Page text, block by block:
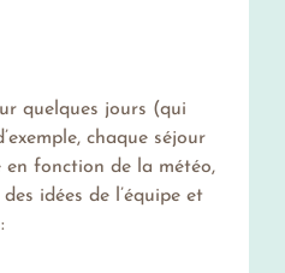
quelques jours (qui
chaque séjour
fonction de la météo,
idées de l’équipe et